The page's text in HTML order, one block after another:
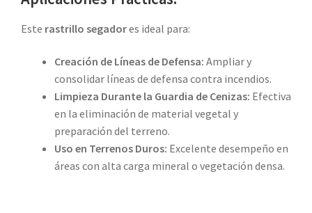
Este rastrillo segadores ideal para:
Creación de Líneas de Defensa: Ampliar y
consolidar líneas de defensa contra incendios.
Limpieza Durante la Guardia de Cenizas: Efectiva
en la eliminación de material vegetal y
preparación del terreno.
Uso en Terrenos Duros: Excelente desempeño en
áreas con alta carga mineral o vegetación densa.